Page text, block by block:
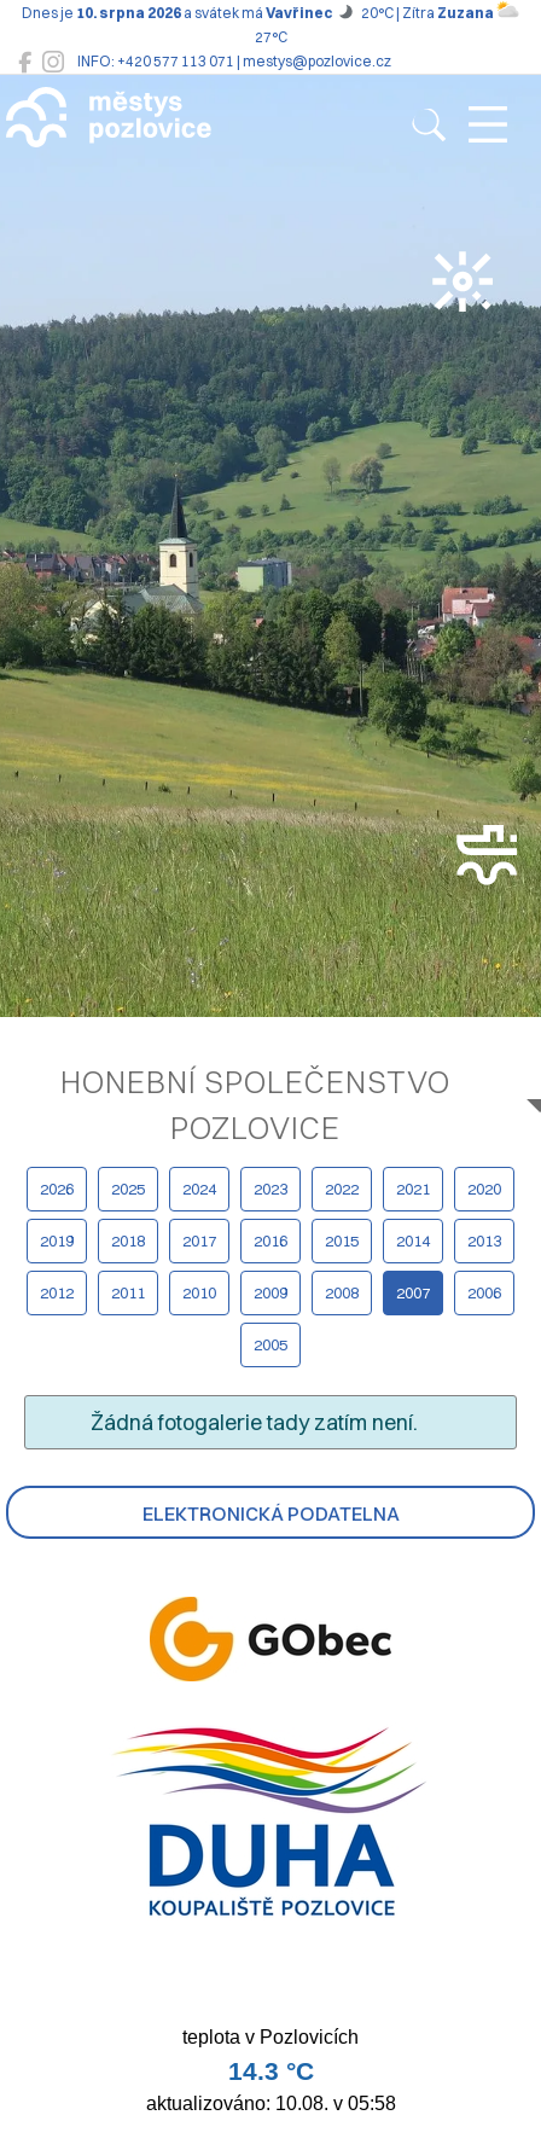
INFO: +420 577 113 071 | mestys@pozlovice.cz
Dnes je 10. srpna 2026a svátek má Vavřinec 20°C | Zítra Zuzana
27°C
Pozlovice
ELEKTRONICKÁ PODATELNA
HONEBNÍ SPOLEČENSTVO
POZLOVICE
2026 2025 2024 2023 2022 2021 2020
2019 2018 2017 2016 2015 2014 2013
2012 2011 2010 2009 2008 2007 2006
2005
Žádná fotogalerie tady zatím není.